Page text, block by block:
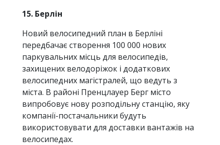
15. Берлін
Новий велосипедний план в Берліні
передбачає створення 100 000 нових
паркувальних місць для велосипедів,
захищених велодоріжок і додаткових
велосипедних магістралей, що ведуть з
міста. В районі Пренцлауер Берг місто
випробовує нову розподільну станцію, яку
компанії-постачальники будуть
використовувати для доставки вантажів на
велосипедах.